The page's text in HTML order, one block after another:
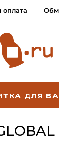
оплата
ДЛЯ